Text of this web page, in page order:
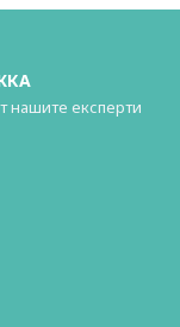
нашите експерти